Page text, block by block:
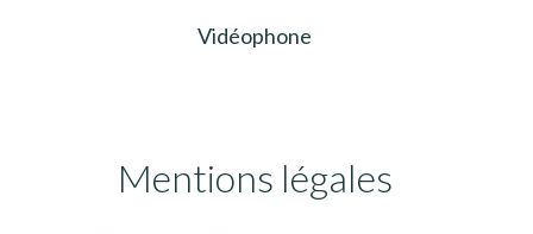
Vidéophone
Mentions légales